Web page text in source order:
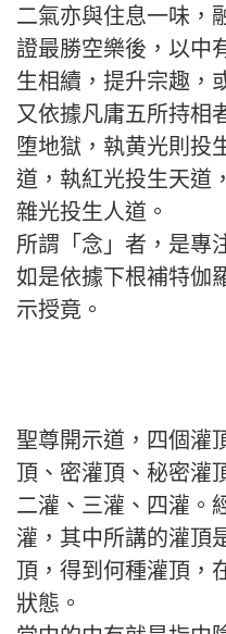
二氣亦與住息一味，
證最勝空樂後，以中
生相續，提升宗趣，
又依據凡庸五所持相
堕地獄，執黄光則投
道，執紅光投生天道
雜光投生人道。
所謂「念」者，是專
如是依據下根補特伽
示授竟。
聖尊開示道，四個灌
頂、密灌頂、秘密灌
二灌、三灌、四灌。
灌，其中所講的灌頂
頂，得到何種灌頂，
狀態。